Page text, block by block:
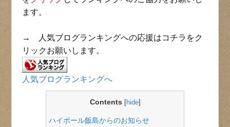
ます。
→ 人気ブログランキングへの応援はコチラをク
リックお願いします。
人気ブログランキングへ
Contents hide]
ハイボール飯島からのお知らせ